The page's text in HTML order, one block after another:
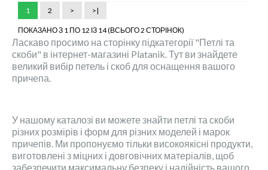
1 2 > >|
ПОКАЗАНО З 1 ПО 12 ІЗ 14 (ВСЬОГО 2 СТОРІНОК)
Ласкаво просимо на сторінку підкатегорії "Петлі та
скоби" в інтернет-магазині Platanik. Тут ви знайдете
великий вибір петель і скоб для оснащення вашого
причепа.
У нашому каталозі ви можете знайти петлі та скоби
різних розмірів і форм для різних моделей і марок
причепів. Ми пропонуємо тільки високоякісні продукти,
виготовлені з міцних і довговічних матеріалів, щоб
забезпечити максимальну безпеку і надійність вашого